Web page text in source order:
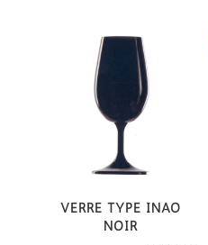
Verre type Inao
noir